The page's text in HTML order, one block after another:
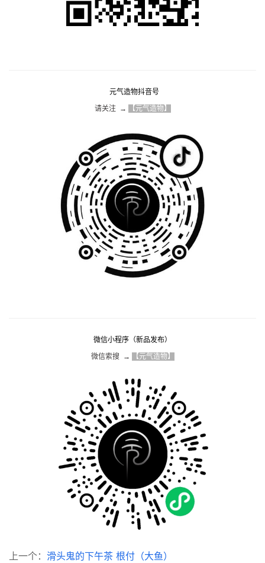
元气造物抖音号
请关注  → 【元气造物】
微信小程序（新品发布）
微信索搜  → 【元气造物】
上一个： 滑头鬼的下午茶 根付（大鱼）